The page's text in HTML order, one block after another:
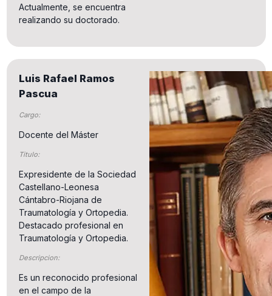
Actualmente, se encuentra
realizando su doctorado.
Luis Rafael Ramos
Pascua
Cargo:
Docente del Máster
Titulo:
Expresidente de la Sociedad
Castellano-Leonesa
Cántabro-Riojana de
Traumatología y Ortopedia.
Destacado profesional en
Traumatología y Ortopedia.
Descripcion:
Es un reconocido profesional
en el campo de la